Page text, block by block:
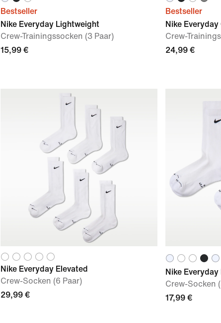
Bestseller
Nike Everyday Lightweight
Crew-Trainingssocken (3 Paar)
15,99 €
Bestseller
Nike Everyday
Crew-
24,99 €
Nike Everyday Elevated
Crew-Socken (6 Paar)
29,99 €
Nike Everyday
Crew-Socken
17,99 €